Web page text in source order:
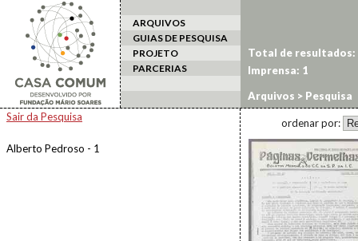
ARQUIVOS
GUIAS DE PESQUISA
PROJETO
PARCERIAS
Arquivos > Pesquisa
Sair da Pesquisa
Alberto Pedroso - 1
Total de resultados:
Imprensa: 1
ordenar por: